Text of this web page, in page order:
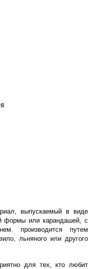
выпускаемый в виде
формы или карандашей, с
производится путем
льняного или другого
для тех, кто любит